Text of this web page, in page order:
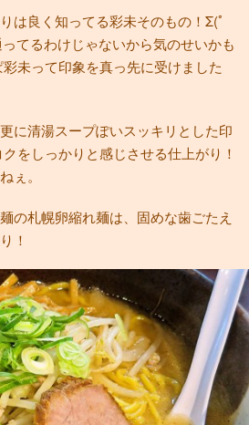
は良く知ってる彩未そのもの！Σ(ﾟ
てるわけじゃないから気のせいかも
未って印象を真っ先に受けました
に清湯スープぽいスッキリとした印
をしっかりと感じさせる仕上がり！
ぇ。
の札幌卵縮れ麺は、固めな歯ごたえ
！